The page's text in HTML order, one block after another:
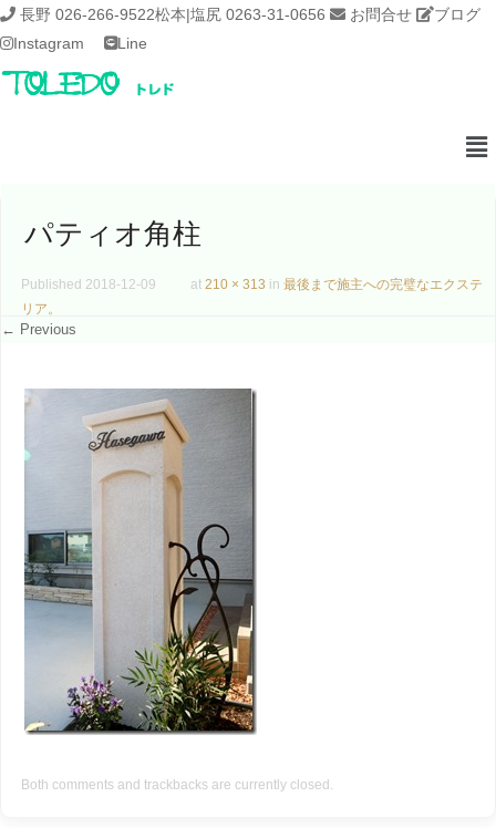
長野 026-266-9522松本|塩尻 0263-31-0656 お問合せ
ブログ
Instagram
Line
パティオ角柱
Published 2018-12-09 at 210 × 313 in 最後まで施主への完璧なエクステ
リア。
← Previous
Both comments and trackbacks are currently closed.